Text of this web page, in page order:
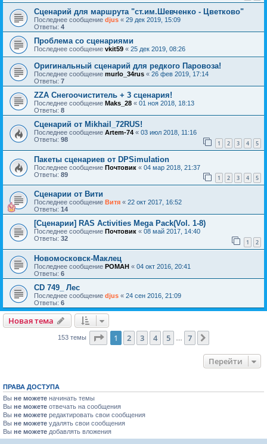
Сценарий для маршрута "ст.им.Шевченко - Цветково"
Последнее сообщение djus « 29 дек 2019, 15:09
Ответы: 4
Проблема со сценариями
Последнее сообщение vkit59 « 25 дек 2019, 08:26
Оригинальный сценарий для редкого Паровоза!
Последнее сообщение murlo_34rus « 26 фев 2019, 17:14
Ответы: 7
ZZA Снегоочиститель + 3 сценария!
Последнее сообщение Maks_28 « 01 ноя 2018, 18:13
Ответы: 8
Сценарий от Mikhail_72RUS!
Последнее сообщение Artem-74 « 03 июл 2018, 11:16
Ответы: 98 1 2 3 4 5
Пакеты сценариев от DPSimulation
Последнее сообщение Почтовик « 04 мар 2018, 21:37
Ответы: 89 1 2 3 4 5
Сценарии от Вити
Последнее сообщение Витя « 22 окт 2017, 16:52
Ответы: 14
[Сценарии] RAS Activities Mega Pack(Vol. 1-8)
Последнее сообщение Почтовик « 08 май 2017, 14:40
Ответы: 32 1 2
Новомосковск-Маклец
Последнее сообщение POMAH « 04 окт 2016, 20:41
Ответы: 6
CD 749_ Лес
Последнее сообщение djus « 24 сен 2016, 21:09
Ответы: 6
Новая тема
153 темы Страница из
1 2 3 4 5 7
Перейти
ПРАВА ДОСТУПА
Вы не можете начинать темы
Вы не можете отвечать на сообщения
Вы не можете редактировать свои сообщения
Вы не можете удалять свои сообщения
Вы не можете добавлять вложения